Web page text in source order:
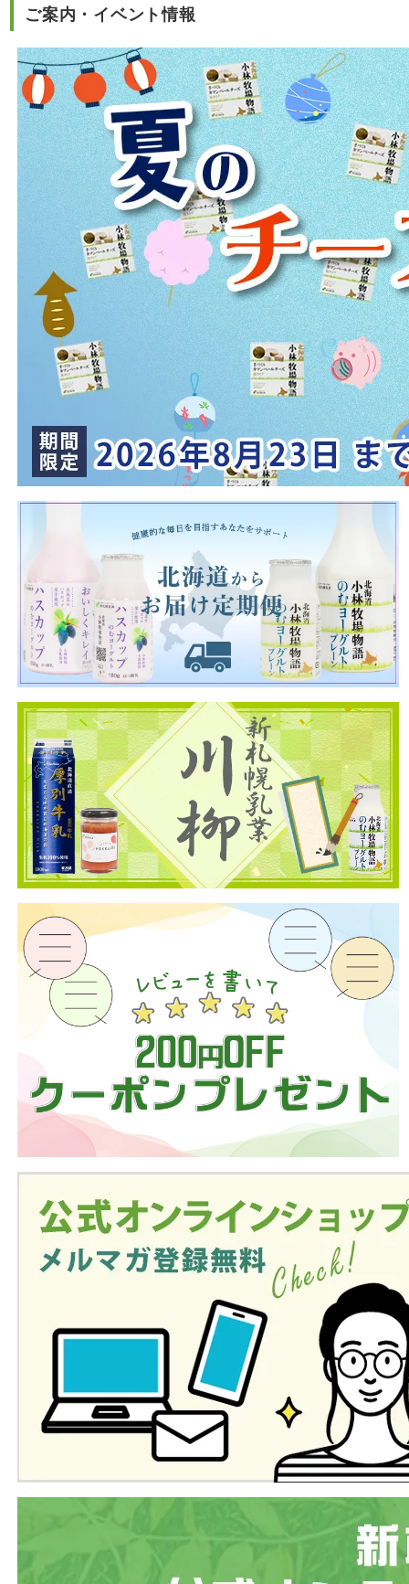
ご案内・イベント情報